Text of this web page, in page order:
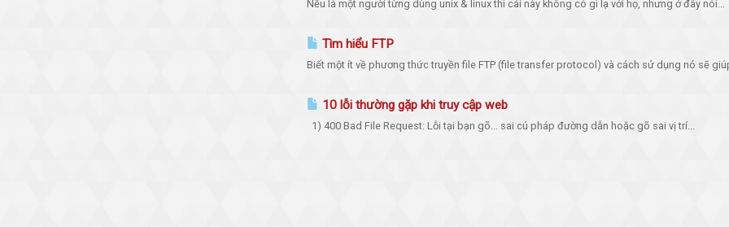
Nếu là một người từng dùng unix & linux thì cái này không có gì lạ với họ, nhưng ở đây nói...
Tìm hiểu FTP
Biết một ít về phương thức truyền file FTP (file transfer protocol) và cách sử dụng nó sẽ
10 lỗi thường gặp khi truy cập web
1) 400 Bad File Request: Lỗi tại bạn gõ... sai cú pháp đường dẫn hoặc gõ sai vị trí...